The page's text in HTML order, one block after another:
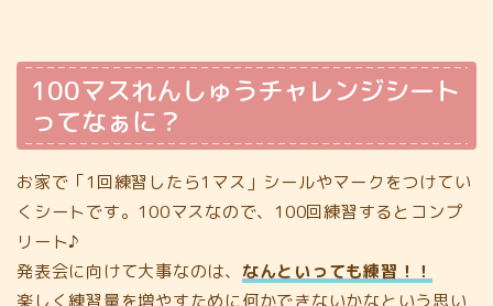
100マスれんしゅうチャレンジシート
ってなぁに？
お家で「1回練習したら1マス」シールやマークをつけてい
くシートです。100マスなので、100回練習するとコンプ
リート♪
発表会に向けて大事なのは、 なんといっても練習！！
楽しく練習量を増やすために何かできないかなという思い